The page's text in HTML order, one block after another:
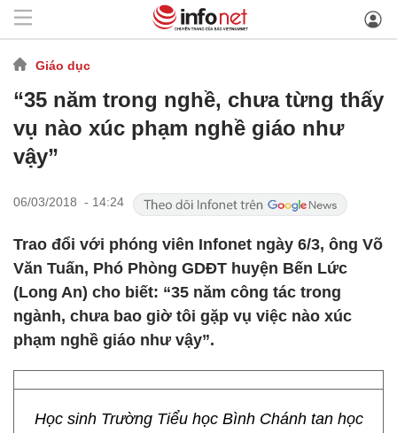
Giáo dục
“35 năm trong nghề, chưa từng thấy
vụ nào xúc phạm nghề giáo như
vậy”
06/03/2018 - 14:24
Trao đổi với phóng viên Infonet ngày 6/3, ông Võ
Văn Tuấn, Phó Phòng GDĐT huyện Bến Lức
(Long An) cho biết: “35 năm công tác trong
ngành, chưa bao giờ tôi gặp vụ việc nào xúc
phạm nghề giáo như vậy”.
Học sinh Trường Tiểu học Bình Chánh tan học